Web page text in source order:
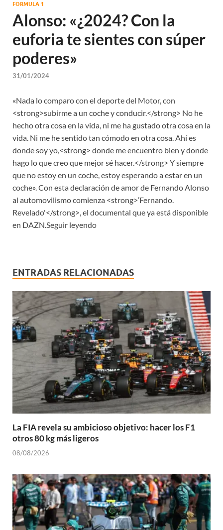
FORMULA 1
Alonso: «¿2024? Con la
euforia te sientes con súper
poderes»
31/01/2024
«Nada lo comparo con el deporte del Motor, con
<strong>subirme a un coche y conducir.</strong> No he
hecho otra cosa en la vida, ni me ha gustado otra cosa en la
vida. Ni me he sentido tan cómodo en otra cosa. Ahí es
donde soy yo,<strong> donde me encuentro bien y donde
hago lo que creo que mejor sé hacer.</strong> Y siempre
que no estoy en un coche, estoy esperando a estar en un
coche». Con esta declaración de amor de Fernando Alonso
al automovilismo comienza <strong>’Fernando.
Revelado'</strong>, el documental que ya está disponible
en DAZN.Seguir leyendo
ENTRADAS RELACIONADAS
La FIA revela su ambicioso objetivo: hacer los F1
otros 80 kg más ligeros
08/08/2026